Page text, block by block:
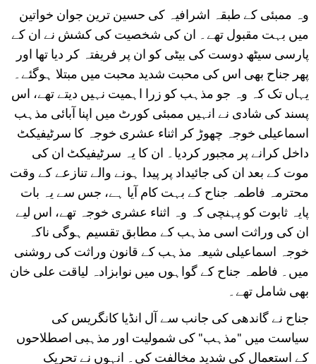
وہ ممبئی کے طبقہ اشرافیہ کی حسین ترین جوان خواتین
میں بہت مقبول تھے۔ ان کی شخصیت کی کشش نے ان کے
پارسی سیٹھ دوست کی بیٹی کو ان پر فریفتہ کر دیا تھا اور
پھر جناح بھی اس کی محبت شدید محبت میں مبتلا ہوگئے۔
یہاں تک کہ وہ جو مذہب کو زرا اہمیت نہیں دیتے تھے، اس
پسند کی شادی نے انہیں ممبئی کورٹ میں اپنا آبائی مذہب
اسماعیلی خوجہ چھوڑ کر اثناء عشری خوجہ کا سرٹیفیکٹ
داخل کرانے پر مجبور کردیا۔ ان کا یہ سرٹیفیکٹ ان کی
موت کے بعد ان کی جائیداد پر پیدا ہونے والے تنازعے کے وقت
محترمہ فاطمہ جناح کے بہت کام آیا ہے، جس سے یہ بات
پایہ ثابوت کو پہنچی کہ وہ اثناء عشری خوجہ تھے، اس لیے
ان کی وراثت اسی مذہب کے مطابق تقسیم ہوگی ناکہ
خوجہ اسماعیلی شیعہ مذہب کے قانون وراثت کی روشنی
میں۔ فاطمہ جناح کے گواہوں میں نوابزادہ لیاقت علی خان
بھی شامل تھے۔
جناح نے گاندھی کی جانب سے آل انڈیا کانگریس کی
سیاست میں "مذہب" کی شمولیت اور مذہبی اصطلاحوں
کے استعمال کی شدید مخالفت کی۔ انہوں نے تحریک